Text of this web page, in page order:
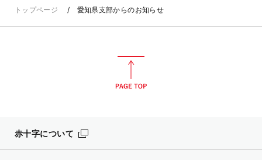
トップページ 愛知県支部からのお知らせ
赤十字について